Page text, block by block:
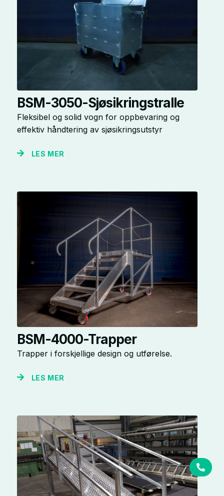
BSM-3050-Sjøsikringstralle
Fleksibel og solid vogn for oppbevaring og
effektiv håndtering av sjøsikringsutstyr
LES MER
BSM-4000-Trapper
Trapper i forskjellige design og utførelse.
LES MER